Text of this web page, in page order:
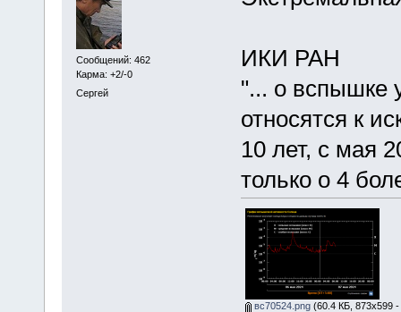
Сообщений: 462
Карма: +2/-0
Сергей
ИКИ РАН
"... о вспышке
относятся к
10 лет, с мая
только о 4
вс70524.png(60.4 КБ, 873x599 -